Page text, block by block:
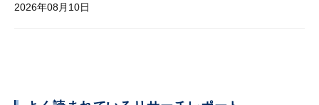
2026年08月10日